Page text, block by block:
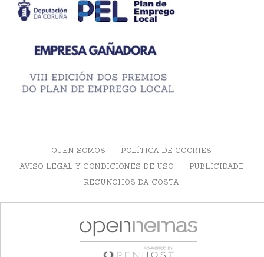
QUEN SOMOS
POLÍTICA DE COOKIES
AVISO LEGAL Y CONDICIONES DE USO
PUBLICIDADE
RECUNCHOS DA COSTA